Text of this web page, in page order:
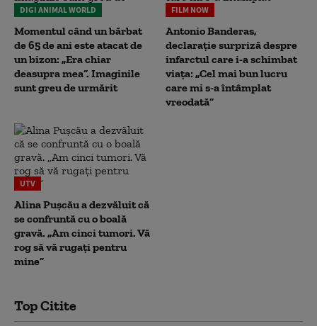
DIGI ANIMAL WORLD
Momentul când un bărbat
de 65 de ani este atacat de
un bizon: „Era chiar
deasupra mea”. Imaginile
sunt greu de urmărit
FILM NOW
Antonio Banderas,
declarație surpriză despre
infarctul care i-a schimbat
viața: „Cel mai bun lucru
care mi s-a întâmplat
vreodată”
UTV
Alina Pușcău a dezvăluit că
se confruntă cu o boală
gravă. „Am cinci tumori. Vă
rog să vă rugați pentru
mine”
Top Citite